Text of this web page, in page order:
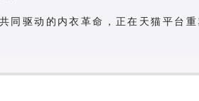
同驱动的内衣革命，正在天猫平台